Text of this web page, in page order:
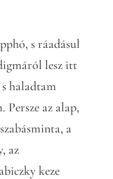
s ráadásul
lesz itt
haladtam
Persze az alap,
a
az
keze